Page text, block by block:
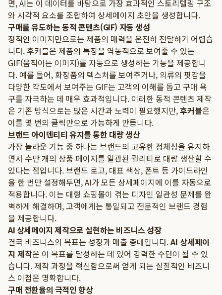
면, AI는 이 데이터를 바탕으로 가장 효과적인 스토리텔링 구조
와 시각적 요소를 조합하여 상세페이지 초안을 생성합니다.
구매를 유도하는 동적 콘텐츠(GIF) 자동 생성
정적인 이미지만으로는 제품의 매력을 온전히 전달하기 어렵습
니다. 후커블은 제품의 특징을 역동적으로 보여줄 수 있는
GIF(움직이는 이미지)를 자동으로 생성하는 기능을 제공합니
다. 예를 들어, 화장품의 텍스처를 보여주거나, 의류의 핏감을
다양한 각도에서 보여주는 GIF는 고객의 이해를 돕고 구매 욕
구를 자극하는 데 매우 효과적입니다. 이러한 동적 콘텐츠 제작
은 기존 방식으로는 많은 시간과 노력이 필요했지만,후커블은
이를 몇 번의 클릭만으로 가능하게 만듭니다.
브랜드 아이덴티티 유지를 통한 대량 생산
가장 놀라운 기능 중 하나는 브랜드의 고유한 정체성을 유지하
면서 수만 개의 상품 페이지를 일관된 퀄리티로 대량 생산할 수
있다는 점입니다. 브랜드 로고, 대표 색상, 폰트 등 가이드라인
을 한 번만 설정해두면, AI가 모든 상세페이지에 이를 자동으로
적용합니다. 이는 대형 쇼핑몰이 겪는 디자인 일관성 문제를 완
벽하게 해결하며, 고객에게는 통일되고 전문적인 브랜드 경험
을 제공합니다.
AI 상세페이지 제작으로 실현하는 비즈니스 성장
결국 비즈니스의 목표는 성장과 매출 증대입니다.AI 상세페이
지 제작은 이 목표를 달성하는 데 있어 강력한 수단이 될 수 있
습니다. 제작 과정을 혁신함으로써 얻게 되는 실질적인 비즈니
스 이점은 명확합니다.
구매 전환율의 극적인 향상